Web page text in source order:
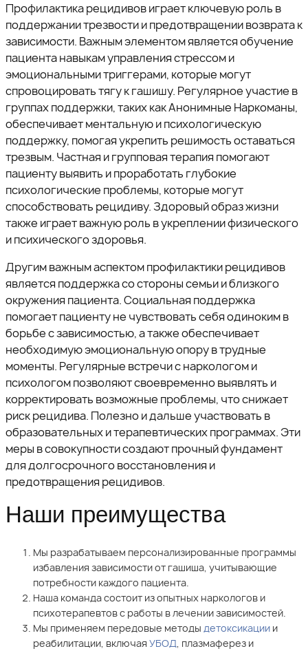
Профилактика рецидивов играет ключевую роль в
поддержании трезвости и предотвращении возврата к
зависимости. Важным элементом является обучение
пациента навыкам управления стрессом и
эмоциональными триггерами, которые могут
спровоцировать тягу к гашишу. Регулярное участие в
группах поддержки, таких как Анонимные Наркоманы,
обеспечивает ментальную и психологическую
поддержку, помогая укрепить решимость оставаться
трезвым. Частная и групповая терапия помогают
пациенту выявить и проработать глубокие
психологические проблемы, которые могут
способствовать рецидиву. Здоровый образ жизни
также играет важную роль в укреплении физического
и психического здоровья.
Другим важным аспектом профилактики рецидивов
является поддержка со стороны семьи и близкого
окружения пациента. Социальная поддержка
помогает пациенту не чувствовать себя одиноким в
борьбе с зависимостью, а также обеспечивает
необходимую эмоциональную опору в трудные
моменты. Регулярные встречи с наркологом и
психологом позволяют своевременно выявлять и
корректировать возможные проблемы, что снижает
риск рецидива. Полезно и дальше участвовать в
образовательных и терапевтических программах. Эти
меры в совокупности создают прочный фундамент
для долгосрочного восстановления и
предотвращения рецидивов.
Наши преимущества
Мы разрабатываем персонализированные программы
избавления зависимости от гашиша, учитывающие
потребности каждого пациента.
Наша команда состоит из опытных наркологов и
психотерапевтов с работы в лечении зависимостей.
Мы применяем передовые методы детоксикации и
реабилитации, включая УБОД, плазмаферез и